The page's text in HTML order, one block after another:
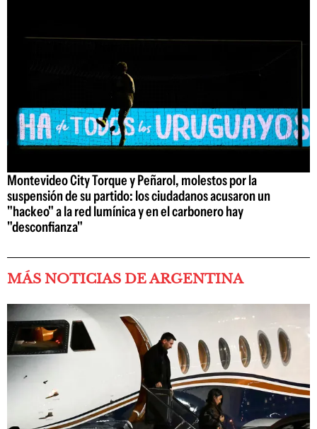
Montevideo City Torque y Peñarol, molestos por la
suspensión de su partido: los ciudadanos acusaron un
"hackeo" a la red lumínica y en el carbonero hay
"desconfianza"
MÁS NOTICIAS DE ARGENTINA